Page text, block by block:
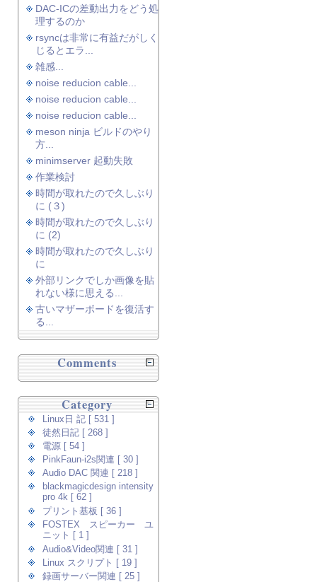
DAC-ICの差動出力をどう処
理するのか
rsyncは非常に有益だがしく
じるとエラ...
雑感...
noise reducion cable...
noise reducion cable...
noise reducion cable...
meson ninja ビルドのやり
方...
minimserver 起動失敗
作業検討
時間が取れたので久しぶり
に (３)
時間が取れたので久しぶり
に (2)
時間が取れたので久しぶり
に
外部リンクでしか画像を貼
れない様に思える...
古いマザーボードを復活す
る...
Comments
Category
Linux日 記 [ 531 ]
徒然日記 [ 268 ]
電源 [ 54 ]
PinkFaun-i2s関連 [ 30 ]
Audio DAC 関連 [ 218 ]
blackmagicdesign intensity
pro 4k [ 62 ]
プリント基板 [ 36 ]
FOSTEX スピーカー ユ
ニット [ 1 ]
Audio&Video関連 [ 31 ]
Linux スクリプト [ 19 ]
録画サーバー関連 [ 25 ]